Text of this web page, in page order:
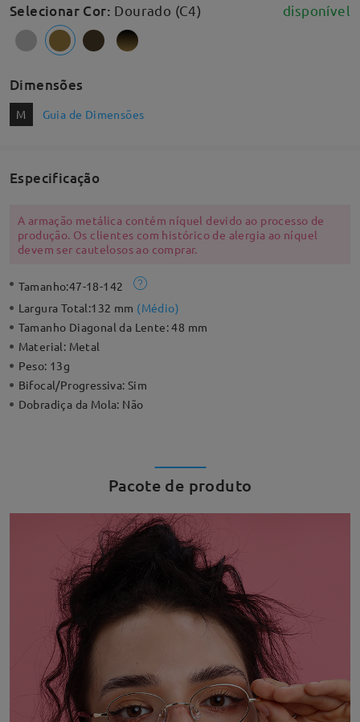
Selecionar Cor: Dourado (C4) disponível
Dimensões
M Guia de Dimensões
Especificação
A armação metálica contém níquel devido ao processo de
produção. Os clientes com histórico de alergia ao níquel
devem ser cautelosos ao comprar.
Tamanho:47-18-142
Largura Total:132 mm (Médio)
Tamanho Diagonal da Lente:48 mm
Material: Metal
Peso: 13g
Bifocal/Progressiva:Sim
Dobradiça da Mola: Não
Pacote de produto